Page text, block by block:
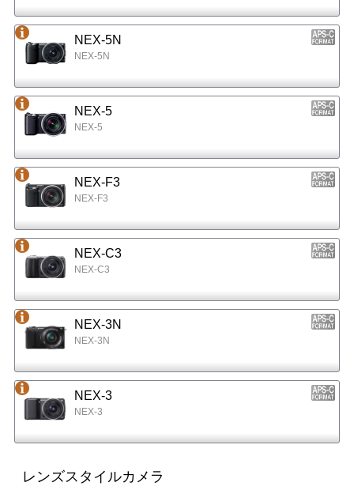
NEX-5N
NEX-5N
NEX-5
NEX-5
NEX-F3
NEX-F3
NEX-C3
NEX-C3
NEX-3N
NEX-3N
NEX-3
NEX-3
レンズスタイルカメラ